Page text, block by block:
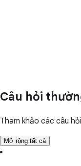
Câu hỏi
Tham khảo các câu
Mở rộng tất cả